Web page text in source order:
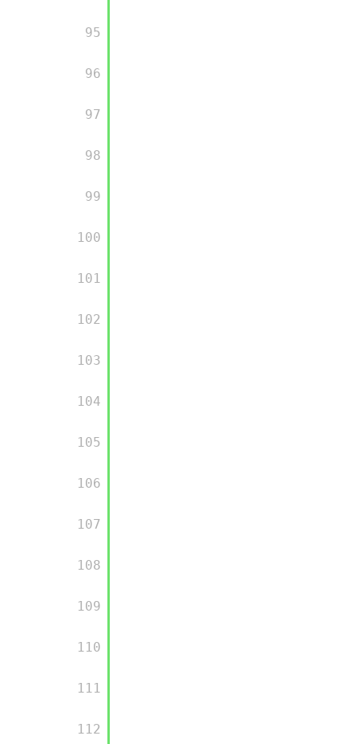
      95
      96
      97
      98
      99
      100
      101
      102
      103
      104
      105
      106
      107
      108
      109
      110
      111
      112